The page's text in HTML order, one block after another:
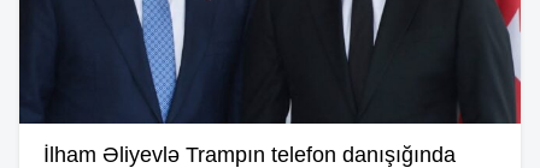
İlham Əliyevlə Trampın telefon danışığında